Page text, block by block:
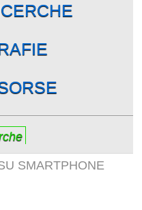
SMARTPHONE